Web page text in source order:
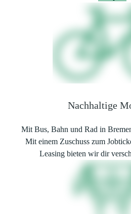
Nachhaltige
Mit Bus, Bahn und Rad in
Mit einem Zuschuss zum
Leasing bieten wir dir